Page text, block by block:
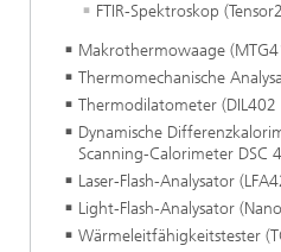
FTIR-Spektroskop
Makrothermowaage
Thermomechanische
Thermodilatometer (DIL402
Dynamische
Scanning-Calorimeter DSC
Laser-Flash-Analysator
Light-Flash-Analysator
Wärmeleitfähigkeitstester